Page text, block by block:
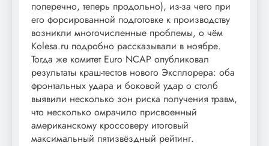
поперечно, теперь продольно), из-за чего при
его форсированной подготовке к производству
возникли многочисленные проблемы, о чём
Kolesa.ru подробно рассказывали в ноябре.
Тогда же комитет Euro NCAP опубликовал
результаты краш-тестов нового Эксплорера: оба
фронтальных удара и боковой удар о столб
выявили несколько зон риска получения травм,
что несколько омрачило присвоенный
американскому кроссоверу итоговый
максимальный пятизвёздный рейтинг.